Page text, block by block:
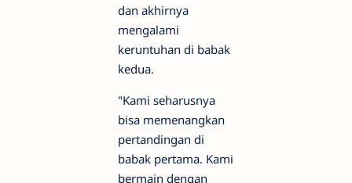
dan akhirnya
mengalami
keruntuhan di babak
kedua.
"Kami seharusnya
bisa memenangkan
pertandingan di
babak pertama. Kami
bermain dengan